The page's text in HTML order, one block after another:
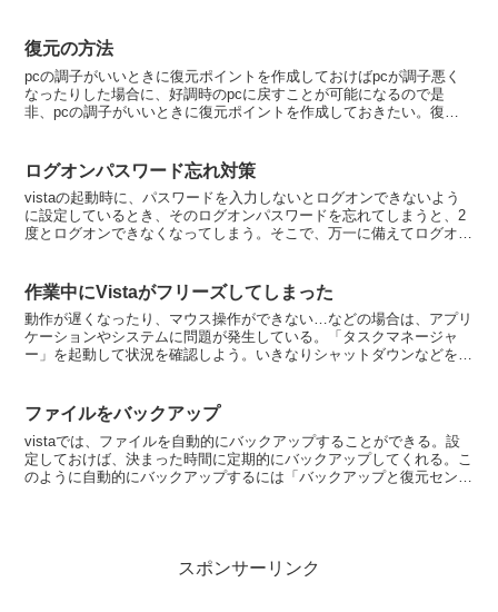
復元の方法
pcの調子がいいときに復元ポイントを作成しておけばpcが調子悪く
なったりした場合に、好調時のpcに戻すことが可能になるので是
非、pcの調子がいいときに復元ポイントを作成しておきたい。復元
ログオンパスワード忘れ対策
vistaの起動時に、パスワードを入力しないとログオンできないよう
に設定しているとき、そのログオンパスワードを忘れてしまうと、2
度とログオンできなくなってしまう。そこで、万一に備えてログオン
作業中にVistaがフリーズしてしまった
動作が遅くなったり、マウス操作ができない…などの場合は、アプリ
ケーションやシステムに問題が発生している。「タスクマネージャ
ー」を起動して状況を確認しよう。いきなりシャットダウンなどをし
ファイルをバックアップ
vistaでは、ファイルを自動的にバックアップすることができる。設
定しておけば、決まった時間に定期的にバックアップしてくれる。こ
のように自動的にバックアップするには「バックアップと復元センタ
スポンサーリンク